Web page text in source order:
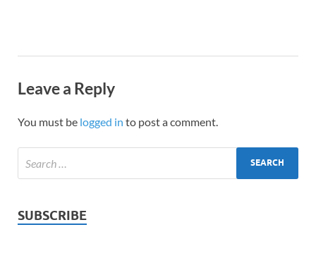
Leave a Reply
You must be logged in to post a comment.
SUBSCRIBE